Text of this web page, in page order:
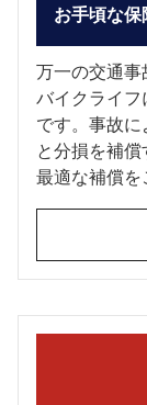
お手頃な保
万一の交通
バイクライフ
です。事故に
と分損を補償
最適な補償を